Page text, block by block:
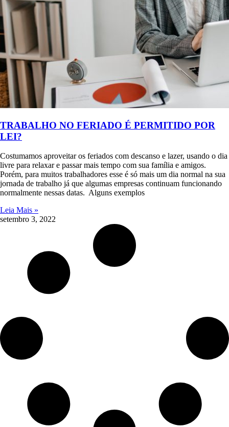
TRABALHO NO FERIADO É PERMITIDO POR
LEI?
Costumamos aproveitar os feriados com descanso e lazer, usando o dia
livre para relaxar e passar mais tempo com sua família e amigos.
Porém, para muitos trabalhadores esse é só mais um dia normal na sua
jornada de trabalho já que algumas empresas continuam funcionando
normalmente nessas datas. Alguns exemplos
Leia Mais »
setembro 3, 2022